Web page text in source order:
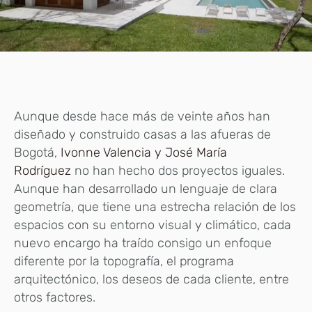
Aunque desde hace más de veinte años han
diseñado y construido casas a las afueras de
Bogotá, Ivonne Valencia y José María
Rodríguez no han hecho dos proyectos iguales.
Aunque han desarrollado un lenguaje de clara
geometría, que tiene una estrecha relación de los
espacios con su entorno visual y climático, cada
nuevo encargo ha traído consigo un enfoque
diferente por la topografía, el programa
arquitectónico, los deseos de cada cliente, entre
otros factores.